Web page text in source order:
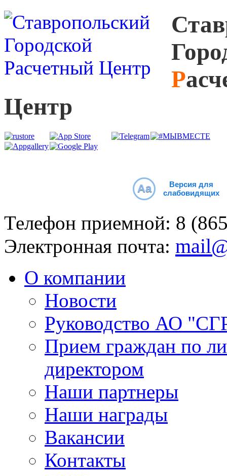
С
Г
Р
Центр
Aa
Версия для
слабовидящих
Телефон приемной: 8
Электронная почта:
О компании
Новости
Руководство АО
Прием граждан по
директором
Наши партнеры
Наши награды
Вакансии
Контакты